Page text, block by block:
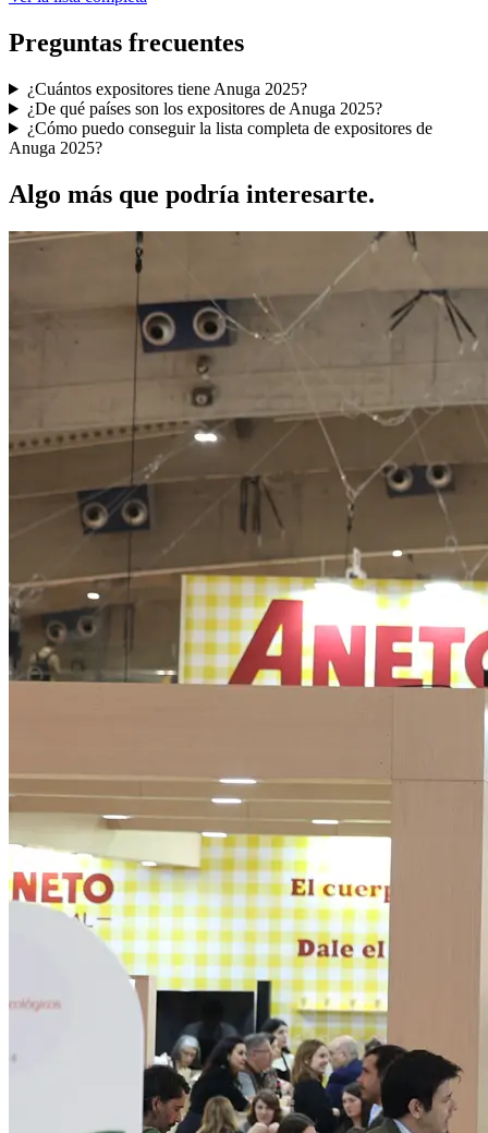
Preguntas frecuentes
¿Cuántos expositores tiene Anuga 2025?
¿De qué países son los expositores de Anuga 2025?
¿Cómo puedo conseguir la lista completa de expositores de
Anuga 2025?
Algo más que podría interesarte.